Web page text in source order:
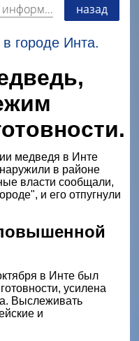
города. Страницу наполняют платные и бесплатные объявления, имеющие функцию "поднятия вверх списка". назад
городе Инта.
медведя в Инте
в районе
власти сообщали,
и его отпугнули
в Инте был
усилена
Выслеживать
и